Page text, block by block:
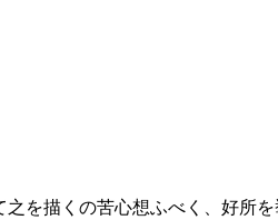
を描くの苦心想ふべく、好所